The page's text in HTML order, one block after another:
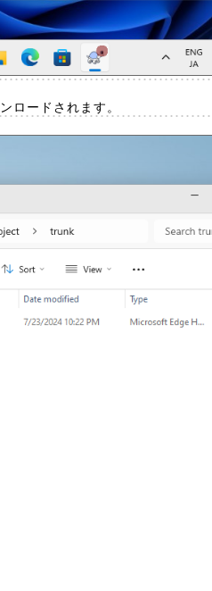
ロードされます。